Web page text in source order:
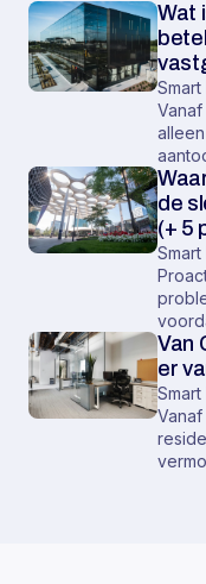
Wat
deel
de
(+ 5
zien
het je
Van
er